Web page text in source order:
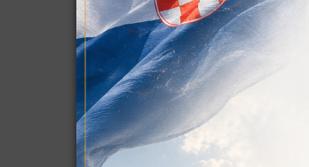
OBAVIJEST
KATEGORIJA:AKTUALNOSTI